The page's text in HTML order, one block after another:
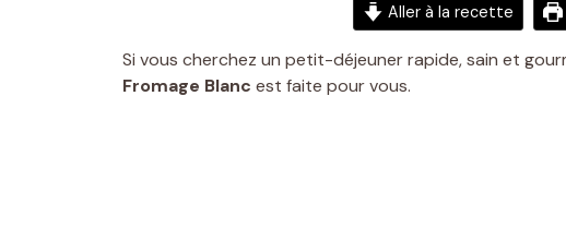
Aller à la recette
Si vous cherchez un petit-déjeuner rapide, sain et
Fromage Blanc est faite pour vous.